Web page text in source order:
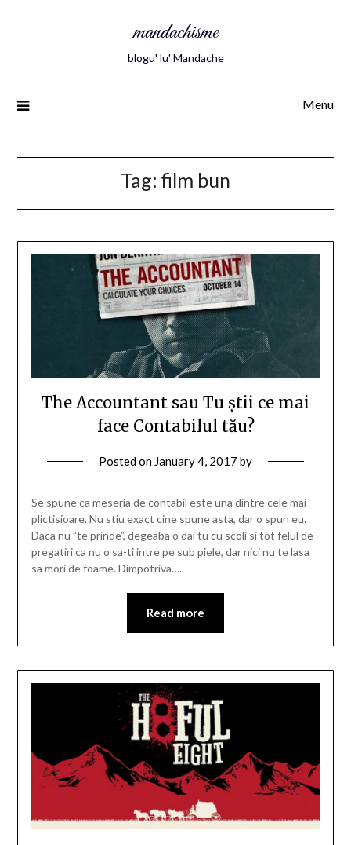
mandachisme
blogu' lu' Mandache
Menu
Tag: film bun
The Accountant sau Tu știi ce mai
face Contabilul tău?
Posted on January 4, 2017 by
Se spune ca meseria de contabil este una dintre cele mai
plictisioare. Nu stiu exact cine spune asta, dar o spun eu.
Daca nu ”te prinde”, degeaba o dai tu cu scoli si tot felul de
pregatiri ca nu o sa-ti intre pe sub piele, dar nici nu te lasa
sa mori de foame. Dimpotriva….
Read more